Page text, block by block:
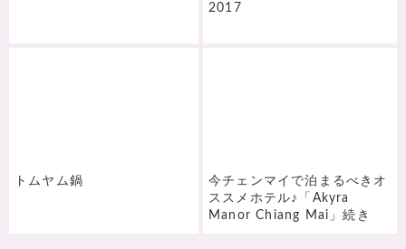
2017
トムヤム鍋
今チェンマイで泊まるべきオ
ススメホテル♪「Akyra
Manor Chiang Mai」続き